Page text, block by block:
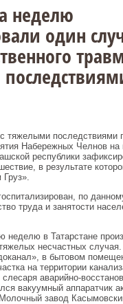
неделю
один
тяжелыми последствиями
Набережных Челнов на
республики
в результате
по
труда и занятости
неделю в Татарстане
несчастных
в бытовом
на территории
аварийно-
вакуумный аппаратчик
завод